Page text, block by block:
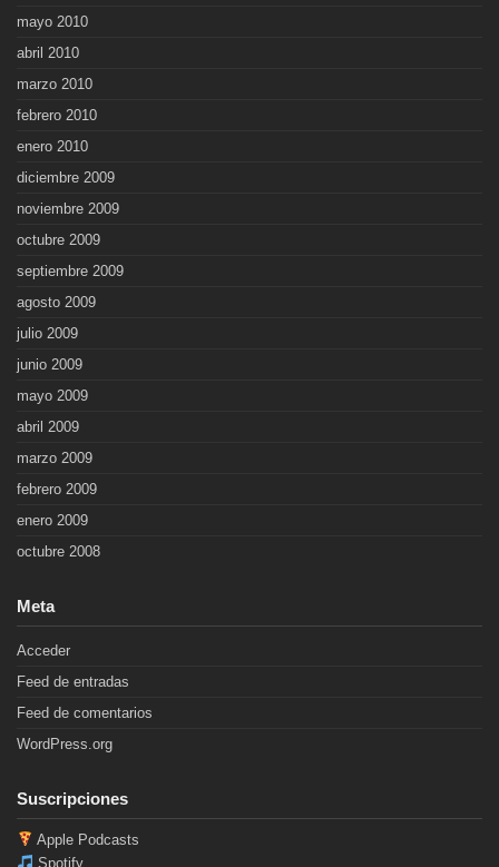
mayo 2010
abril 2010
marzo 2010
febrero 2010
enero 2010
diciembre 2009
noviembre 2009
octubre 2009
septiembre 2009
agosto 2009
julio 2009
junio 2009
mayo 2009
abril 2009
marzo 2009
febrero 2009
enero 2009
octubre 2008
Meta
Acceder
Feed de entradas
Feed de comentarios
WordPress.org
Suscripciones
Apple Podcasts
Spotify